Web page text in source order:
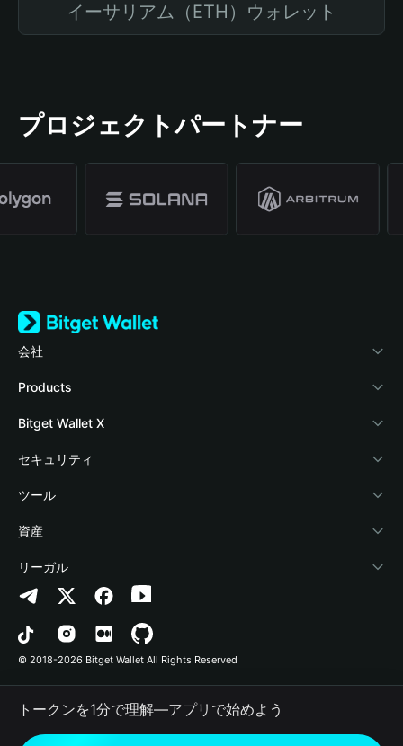
イーサリアム（ETH）ウォレット
プロジェクトパートナー
会社
Bitget Walletについて
ブログ
アカデミー
暗号資産ニュース
Help Center
お問い合わせ
ブランドリソース
キャリア
Products
Crypto Card
Stablecoin Earn
Payfi Crypto
Crypto Swap API
Altcoin Season Index
Prediction Markets
DApp
RWA
Bitget Wallet X
デベロッパー
ウォレットを接続
Bitget Wallet Pay
プロジェクトを掲載
セキュリティ
保護基金
セキュリティ技術
ツール
暗号資産を購入
認証検出
コントラクト検出
一括送金
資産
Arbitrum
Avalanche
Bitcoin
Polygon
リーガル
プライバシーポリシー
利用規約
© 2018-2026 Bitget Wallet All Rights Reserved
トークンを1分で理解―アプリで始めよう